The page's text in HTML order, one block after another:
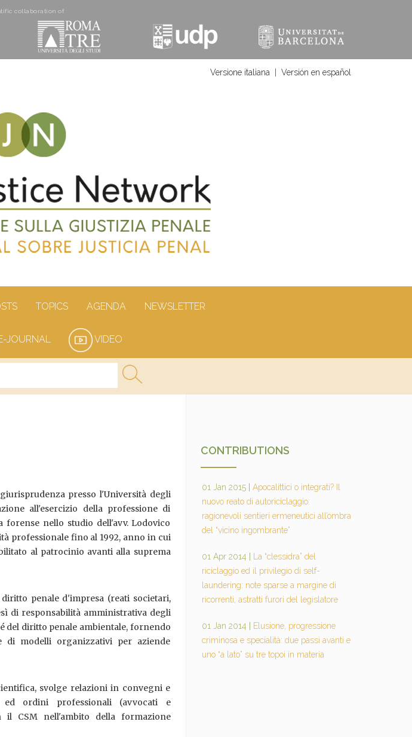
collaboration of
Versione italiana Versión en español
TOPICS AGENDA NEWSLETTER
JOURNAL VIDEO
presso l'Università degli
all'esercizio della professione di
nello studio dell'avv. Lodovico
professionale fino al 1992, anno in cui
al patrocinio avanti alla suprema
penale d'impresa (reati societari,
di responsabilità amministrativa degli
del diritto penale ambientale, fornendo
di modelli organizzativi per aziende
svolge relazioni in convegni e
ordini professionali (avvocati e
CSM nell'ambito della formazione
CONTRIBUTIONS
01 Jan 2015
Apocalittici o integrati? Il
nuovo reato di autoriciclaggio:
ragionevoli sentieri ermeneutici all’ombra
del “vicino ingombrante”
01 Apr 2014
La “clessidra” del
riciclaggio ed il privilegio di self-
laundering: note sparse a margine di
ricorrenti, astratti furori del legislatore
01 Jan 2014
Elusione, progressione
criminosa e specialità: due passi avanti e
uno “a lato” su tre topoi in materia